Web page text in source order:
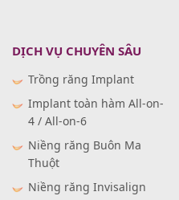
DỊCH VỤ CHUYÊN SÂU
Trồng răng Implant
Implant toàn hàm All-on-
4 / All-on-6
Niềng răng Buôn Ma
Thuột
Niềng răng Invisalign